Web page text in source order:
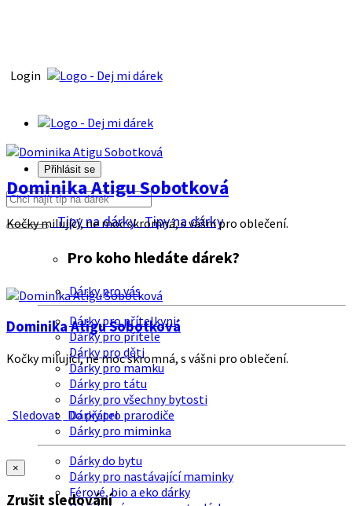
Login
Přihlásit se
Tipy na dárkyTipy na dárky
Pro koho hledáte dárek?
Dárky pro vás
Dárky pro přítelkyni
Dárky pro přítele
Dárky pro děti
Dárky pro mamku
Dárky pro tátu
Dárky pro všechny bytosti
Dárky pro prarodiče
Dárky pro miminka
Dárky do bytu
Dárky pro nastávající maminky
Férové, bio a eko dárky
Dominika Atigu Sobotková
Kočky milující, ne moc skromná, s vášni pro oblečení.
Dominika Atigu Sobotková
Kočky milující, ne moc skromná, s vášni pro oblečení.
Sledovat Do přátel
×
Zrušit sledování